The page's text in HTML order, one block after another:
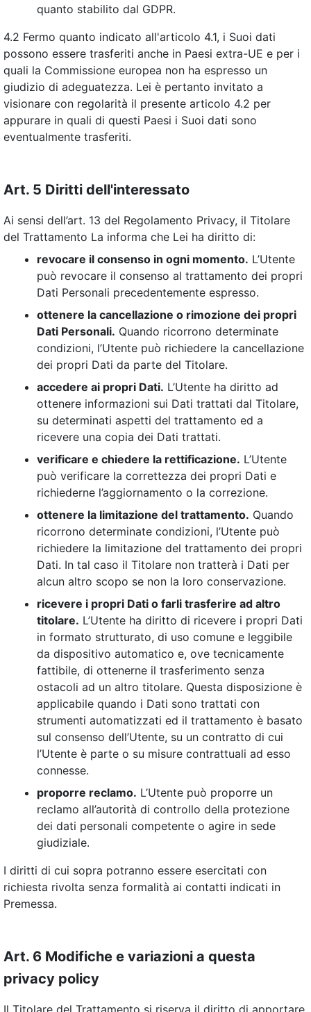
quanto stabilito dal GDPR.
4.2 Fermo quanto indicato all'articolo 4.1, i Suoi dati
possono essere trasferiti anche in Paesi extra-UE e per i
quali la Commissione europea non ha espresso un
giudizio di adeguatezza. Lei è pertanto invitato a
visionare con regolarità il presente articolo 4.2 per
appurare in quali di questi Paesi i Suoi dati sono
eventualmente trasferiti.
Art. 5 Diritti dell'interessato
Ai sensi dell’art. 13 del Regolamento Privacy, il Titolare
del Trattamento La informa che Lei ha diritto di:
revocare il consenso in ogni momento. L’Utente
può revocare il consenso al trattamento dei propri
Dati Personali precedentemente espresso.
ottenere la cancellazione o rimozione dei propri
Dati Personali. Quando ricorrono determinate
condizioni, l’Utente può richiedere la cancellazione
dei propri Dati da parte del Titolare.
accedere ai propri Dati. L’Utente ha diritto ad
ottenere informazioni sui Dati trattati dal Titolare,
su determinati aspetti del trattamento ed a
ricevere una copia dei Dati trattati.
verificare e chiedere la rettificazione. L’Utente
può verificare la correttezza dei propri Dati e
richiederne l’aggiornamento o la correzione.
ottenere la limitazione del trattamento. Quando
ricorrono determinate condizioni, l’Utente può
richiedere la limitazione del trattamento dei propri
Dati. In tal caso il Titolare non tratterà i Dati per
alcun altro scopo se non la loro conservazione.
ricevere i propri Dati o farli trasferire ad altro
titolare. L’Utente ha diritto di ricevere i propri Dati
in formato strutturato, di uso comune e leggibile
da dispositivo automatico e, ove tecnicamente
fattibile, di ottenerne il trasferimento senza
ostacoli ad un altro titolare. Questa disposizione è
applicabile quando i Dati sono trattati con
strumenti automatizzati ed il trattamento è basato
sul consenso dell’Utente, su un contratto di cui
l’Utente è parte o su misure contrattuali ad esso
connesse.
proporre reclamo. L’Utente può proporre un
reclamo all’autorità di controllo della protezione
dei dati personali competente o agire in sede
giudiziale.
I diritti di cui sopra potranno essere esercitati con
richiesta rivolta senza formalità ai contatti indicati in
Premessa.
Art. 6 Modifiche e variazioni a questa
privacy policy
Il Titolare del Trattamento si riserva il diritto di apportare